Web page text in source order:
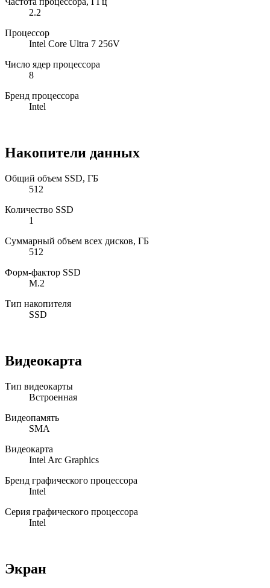
2.2
Процессор
Intel Core Ultra 7 256V
Число ядер процессора
8
Бренд процессора
Intel
Накопители данных
Общий объем SSD, ГБ
512
Количество SSD
1
Суммарный объем всех дисков, ГБ
512
Форм-фактор SSD
M.2
Тип накопителя
SSD
Видеокарта
Тип видеокарты
Встроенная
Видеопамять
SMA
Видеокарта
Intel Arc Graphics
Бренд графического процессора
Intel
Серия графического процессора
Intel
Экран